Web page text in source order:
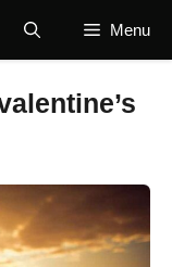
Menu